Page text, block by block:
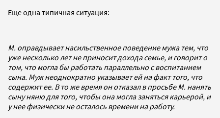
Еще одна типичная ситуация:
М. оправдывает насильственное поведение мужа тем, что
уже несколько лет не приносит дохода семье, и говорит о
том, что могла бы работать параллельно с воспитанием
сына. Муж неоднократно указывает ей на факт того, что
содержит ее. В то же время он отказал в просьбе М. нанять
сыну няню для того, чтобы она могла заняться карьерой, и
у нее физически не осталось времени на работу.